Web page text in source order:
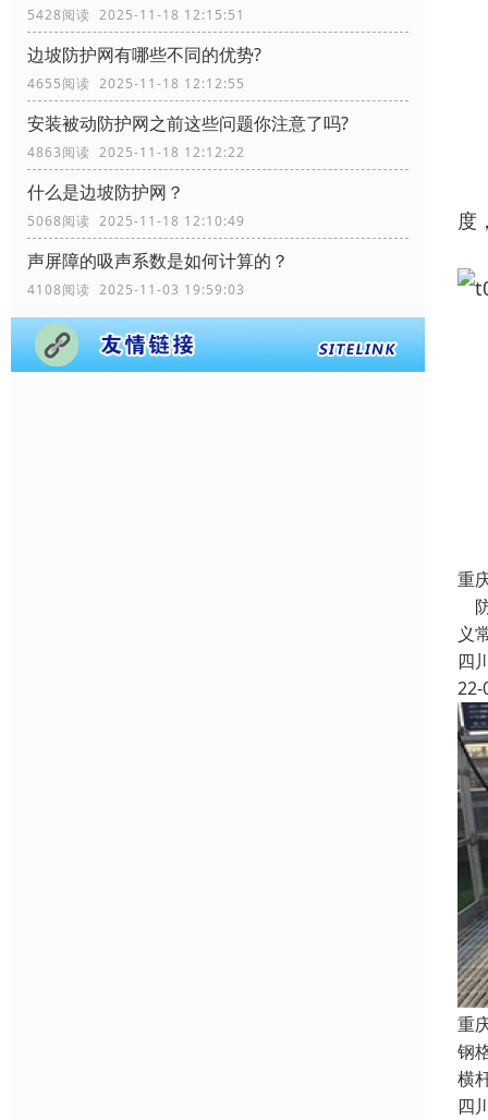
5428阅读 2025-11-18 12:15:51
边坡防护网有哪些不同的优势?
4655阅读 2025-11-18 12:12:55
安装被动防护网之前这些问题你注意了吗?
4863阅读 2025-11-18 12:12:22
什么是边坡防护网？
5068阅读 2025-11-18 12:10:49
声屏障的吸声系数是如何计算的？
4108阅读 2025-11-03 19:59:03
度
重
义
四
22-
重
钢
横
四